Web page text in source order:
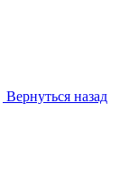
Вернуться назад